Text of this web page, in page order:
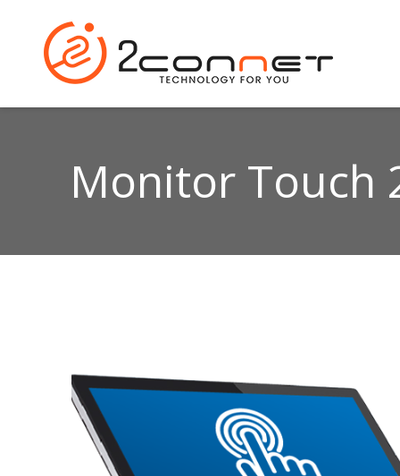
Monitor Touch